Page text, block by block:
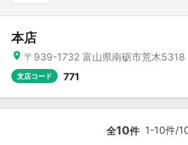
本店
〒939-1732 富山県南砺市荒木5318
支店コード 771
全10件 1-10件/